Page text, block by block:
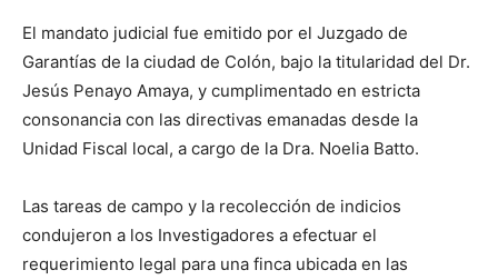
El mandato judicial fue emitido por el Juzgado de
Garantías de la ciudad de Colón, bajo la titularidad del Dr.
Jesús Penayo Amaya, y cumplimentado en estricta
consonancia con las directivas emanadas desde la
Unidad Fiscal local, a cargo de la Dra. Noelia Batto.
Las tareas de campo y la recolección de indicios
condujeron a los Investigadores a efectuar el
requerimiento legal para una finca ubicada en las